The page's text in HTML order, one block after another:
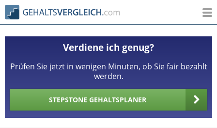
Verdiene ich genug?
Prüfen Sie jetzt in wenigen Minuten, ob Sie fair bezahlt
werden.
STEPSTONE GEHALTSPLANER